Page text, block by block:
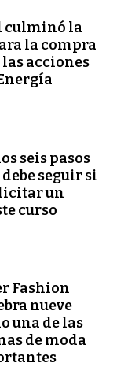
culminó la
la compra
las acciones
seis pasos
seguir si
un
curso
Fashion
nueve
una de las
de moda